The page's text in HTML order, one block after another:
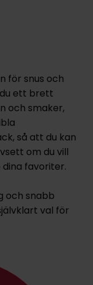
för snus och
du ett brett
och smaker,
så att du kan
om du vill
favoriter.
och snabb
val för